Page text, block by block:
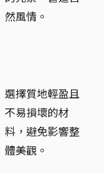
然風情。
選擇質地輕盈且
不易損壞的材
料，避免影響整
體美觀。